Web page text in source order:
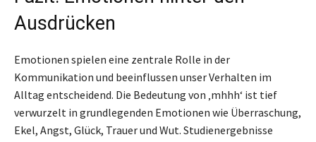
Ausdrücken
Emotionen spielen eine zentrale Rolle in der
Kommunikation und beeinflussen unser Verhalten im
Alltag entscheidend. Die Bedeutung von ‚mhhh‘ ist tief
verwurzelt in grundlegenden Emotionen wie Überraschung,
Ekel, Angst, Glück, Trauer und Wut. Studienergebnisse